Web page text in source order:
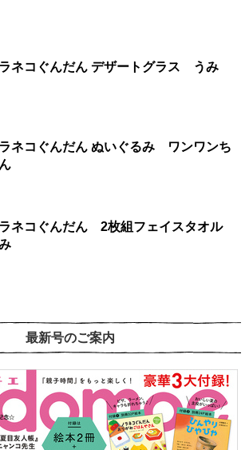
ノラネコぐんだん デザートグラス うみ
ネコぐんだん ぬいぐるみ ワンワンち
ラネコぐんだん 2枚組フェイスタオル
最新号のご案内